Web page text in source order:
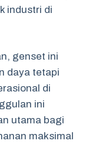
industri di
genset ini
daya tetapi
di
ini
utama bagi
maksimal